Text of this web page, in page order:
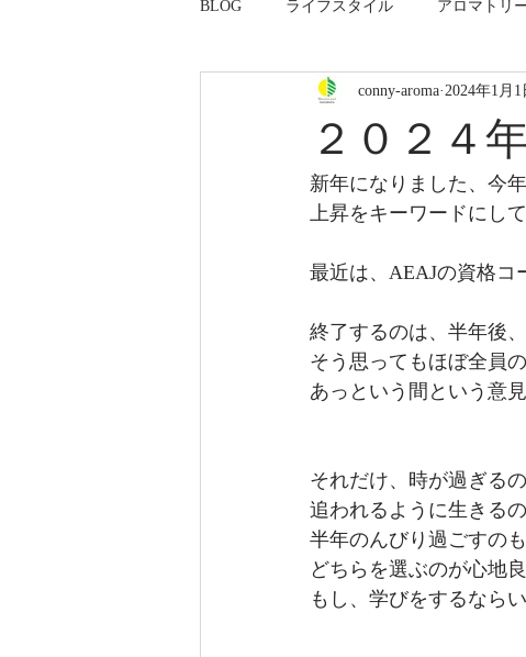
BLOG ライフスタイル アロマトリ
２０２４
conny-aroma 2024年1月1
新年になりました、今
上昇をキーワードにし
最近は、AEAJの資格コ
終了するのは、半年後
そう思ってもほぼ全員
あっという間という意見
それだけ、時が過ぎる
追われるように生きる
半年のんびり過ごすの
どちらを選ぶのが心地
もし、学びをするなら